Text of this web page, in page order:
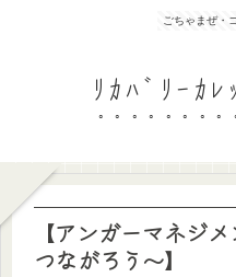
ごちゃまぜ・
ﾘｶﾊﾞﾘｰｶ
【アンガーマネジ
つながろう〜】